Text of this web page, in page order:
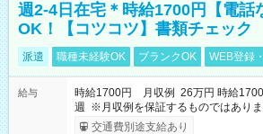
週2-4日在宅＊時給1700円【電話
OK！【コツコツ】書類チェック
派遣 職種未経験OK ブランクOK WEB登録
給与
時給1700円 月収例 26万円 時給
週 ※月収例を保証するものではありま
交通費別途支給あり